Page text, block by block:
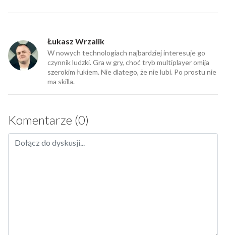
Łukasz Wrzalik
W nowych technologiach najbardziej interesuje go
czynnik ludzki. Gra w gry, choć tryb multiplayer omija
szerokim łukiem. Nie dlatego, że nie lubi. Po prostu nie
ma skilla.
Komentarze (0)